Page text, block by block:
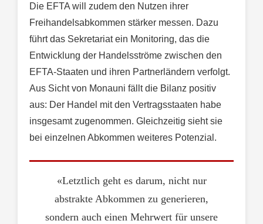
Die EFTA will zudem den Nutzen ihrer
Freihandelsabkommen stärker messen. Dazu
führt das Sekretariat ein Monitoring, das die
Entwicklung der Handelsströme zwischen den
EFTA-Staaten und ihren Partnerländern verfolgt.
Aus Sicht von Monauni fällt die Bilanz positiv
aus: Der Handel mit den Vertragsstaaten habe
insgesamt zugenommen. Gleichzeitig sieht sie
bei einzelnen Abkommen weiteres Potenzial.
«Letztlich geht es darum, nicht nur
abstrakte Abkommen zu generieren,
sondern auch einen Mehrwert für unsere